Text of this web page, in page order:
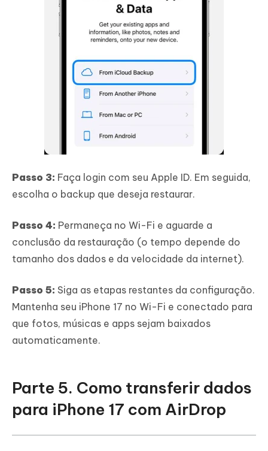
Passo 3: Faça login com seu Apple ID. Em seguida,
escolha o backup que deseja restaurar.
Passo 4: Permaneça no Wi-Fi e aguarde a
conclusão da restauração (o tempo depende do
tamanho dos dados e da velocidade da internet).
Passo 5: Siga as etapas restantes da configuração.
Mantenha seu iPhone 17 no Wi-Fi e conectado para
que fotos, músicas e apps sejam baixados
automaticamente.
Parte 5. Como transferir dados
para iPhone 17 com AirDrop